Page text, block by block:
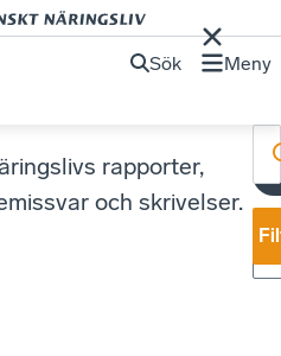
Sök Meny
rapporter,
och skrivelser.